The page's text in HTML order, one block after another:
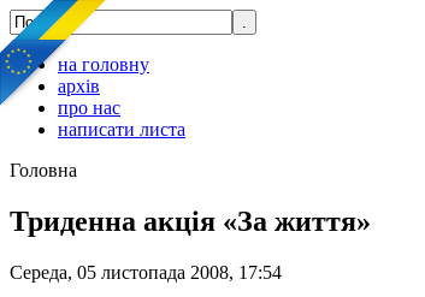
на головну
архів
про нас
написати листа
Головна
Триденна акція «За життя»
Середа, 05 листопада 2008, 17:54